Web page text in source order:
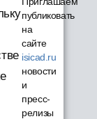
публиковать
на
сайте
isicad.ru
новости
и
пресс-
релизы